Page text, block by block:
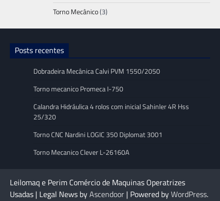
Torno Mecânico(3)
Posts recentes
Dobradeira Mecânica Calvi PVM 1550/2050
Torno mecanico Promeca I-750
Calandra Hidráulica 4 rolos com inicial Sahinler 4R Hss
25/320
Torno CNC Nardini LOGIC 350 Diplomat 3001
Torno Mecanico Clever L-26160A
Leilomaq e Perim Comércio de Maquinas Operatrizes
Usadas | Legal News byAscendoor | Powered byWordPress.